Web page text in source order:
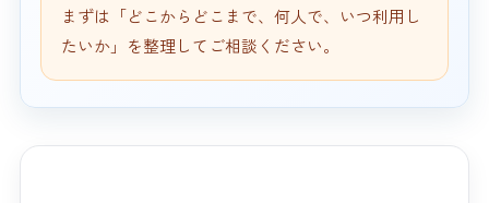
まずは「どこからどこまで、何人で、いつ利用し
たいか」を整理してご相談ください。